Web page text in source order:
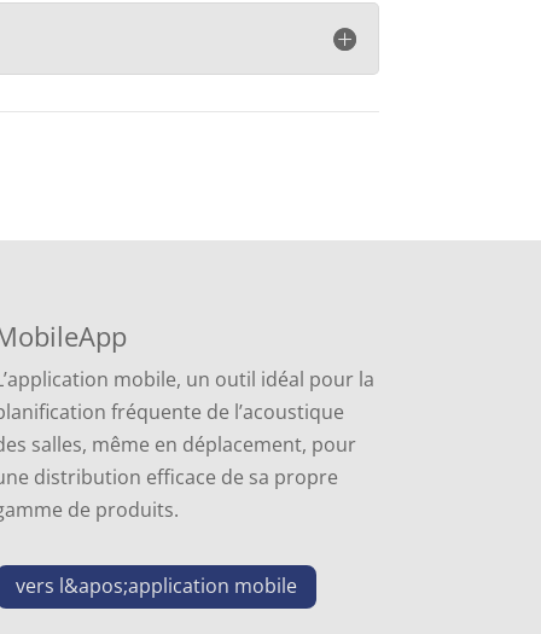
mobile, un outil idéal pour la
fréquente de l’acoustique
salles, même en déplacement, pour
distribution efficace de sa propre
de produits.
vers l&apos;application mobile